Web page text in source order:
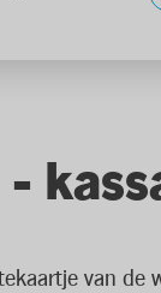
-
van de